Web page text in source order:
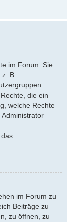
im Forum. Sie
B.
die ein
welche Rechte
das
im Forum zu
Beiträge zu
zu öffnen, zu